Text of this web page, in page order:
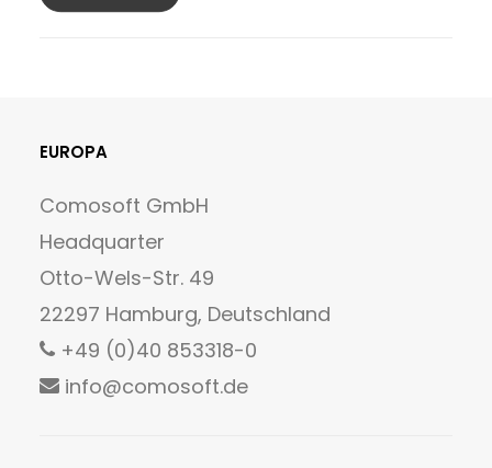
EUROPA
Comosoft GmbH
Headquarter
Otto-Wels-Str. 49
22297 Hamburg, Deutschland
+49 (0)40 853318-0
info@comosoft.de